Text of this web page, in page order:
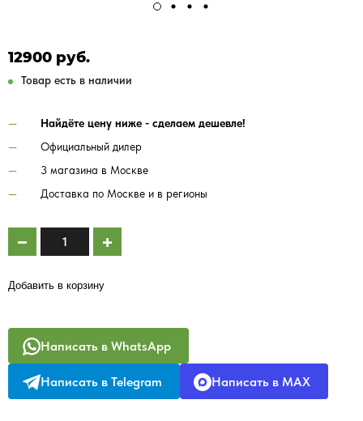
12900 руб.
Товар есть в наличии
Найдёте цену ниже - сделаем дешевле!
Официальный дилер
3 магазина в Москве
Доставка по Москве и в регионы
Добавить в корзину
Написать в WhatsApp
Написать в Telegram Написать в MAX